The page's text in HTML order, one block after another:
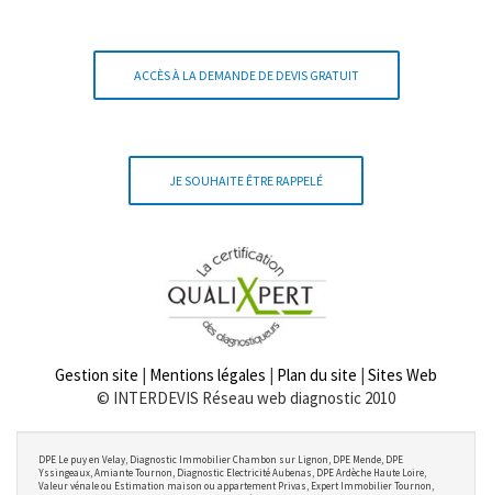
ACCÈS À LA DEMANDE DE DEVIS GRATUIT
JE SOUHAITE ÊTRE RAPPELÉ
Gestion site Mentions légales Plan du site Sites Web
© INTERDEVIS Réseau web diagnostic 2010
DPE Le puy en Velay, Diagnostic Immobilier Chambon sur Lignon, DPE Mende, DPE
Yssingeaux, Amiante Tournon, Diagnostic Electricité Aubenas, DPE Ardèche Haute Loire,
Valeur vénale ou Estimation maison ou appartement Privas, Expert Immobilier Tournon,